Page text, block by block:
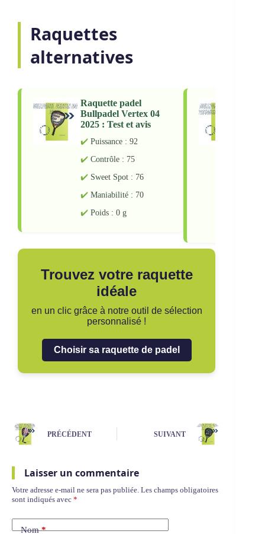
Raquettes
alternatives
Raquette padel
Bullpadel Vertex 04
2025 : Test et avis
Puissance : 92
Contrôle : 75
Sweet Spot : 76
Maniabilité : 70
Poids : 0 g
Trouvez votre raquette
idéale
en un clic grâce à notre outil de sélection
personnalisé !
Choisir sa raquette de padel
PRÉCÉDENT SUIVANT
Laisser un commentaire
Votre adresse e-mail ne sera pas publiée. Les champs obligatoires
sont indiqués avec *
Nom*